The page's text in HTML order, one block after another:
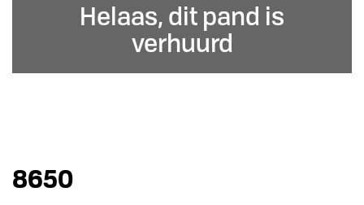
Helaas, dit pand is
verhuurd
8650